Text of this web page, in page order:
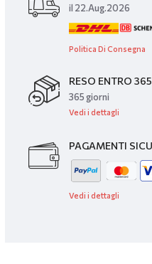
il 22.Aug.2026
Politica Di Consegna
RESO ENTRO
365 giorni
Vedi i dettagli
PAGAMENTI
Vedi i dettagli